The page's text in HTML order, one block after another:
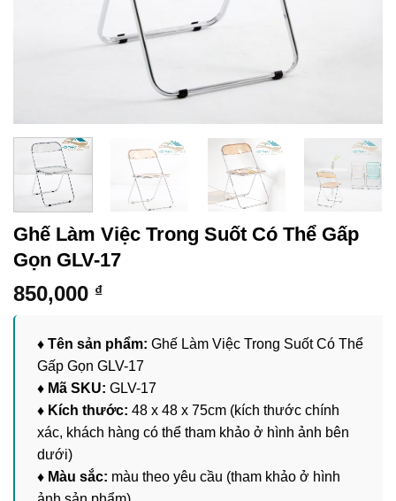
Ghế Làm Việc Trong Suốt Có Thể Gấp
Gọn GLV-17
850,000 ₫
♦ Tên sản phẩm: Ghế Làm Việc Trong Suốt Có Thể
Gấp Gọn GLV-17
♦ Mã SKU: GLV-17
♦ Kích thước: 48 x 48 x 75cm (kích thước chính
xác, khách hàng có thể tham khảo ở hình ảnh bên
dưới)
♦ Màu sắc: màu theo yêu cầu (tham khảo ở hình